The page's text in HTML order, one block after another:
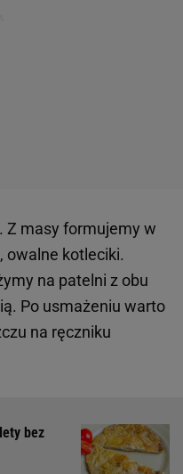
Z masy formujemy w
owalne kotleciki.
na patelni z obu
Po usmażeniu warto
na ręczniku
bez